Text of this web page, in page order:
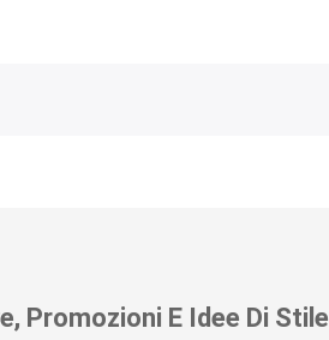
Promozioni E Idee Di Stile